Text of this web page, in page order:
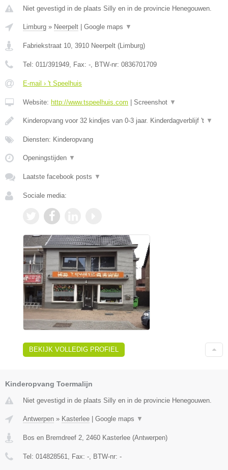
Niet gevestigd in de plaats Silly en in de provincie Henegouwen.
Limburg » Neerpelt Google maps ▼
Fabriekstraat 10, 3910 Neerpelt (Limburg)
Tel: 011/391949, Fax: -, BTW-nr: 0836701709
E-mail › 't Speelhuis
Website: http://www.tspeelhuis.com Screenshot ▼
Kinderopvang voor 32 kindjes van 0-3 jaar. Kinderdagverblijf 't ▼
Diensten: Kinderopvang
Openingstijden ▼
Laatste facebook posts ▼
Sociale media:
BEKIJK VOLLEDIG PROFIEL
Kinderopvang Toermalijn
Niet gevestigd in de plaats Silly en in de provincie Henegouwen.
Antwerpen » Kasterlee Google maps ▼
Bos en Bremdreef 2 2460 Kasterlee (Antwerpen)
Tel: 014828561 , Fax: - , BTW-nr: -